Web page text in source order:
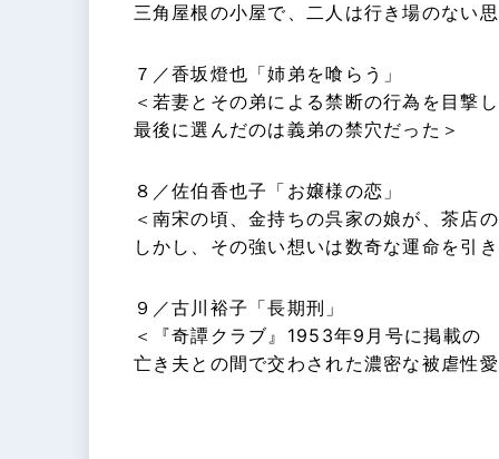
三角屋根の小屋で、二人は行き場のない
７／香坂燈也「姉弟を喰らう」
＜若妻とその弟による禁断の行為を目撃
最後に選んだのは義弟の禁穴だった＞
８／佐伯香也子「お嬢様の恋」
＜南宋の頃、金持ちの呉家の娘が、茶店
しかし、その強い想いは数奇な運命を引
９／古川裕子「長期刑」
＜『奇譚クラブ』1953年9月号に掲載の
亡き夫との間で交わされた濃密な被虐性